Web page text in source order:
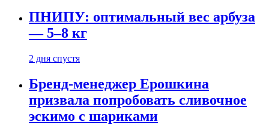
ПНИПУ: оптимальный вес арбуза
— 5–8 кг
2 дня спустя
Бренд-менеджер Ерошкина
призвала попробовать сливочное
эскимо с шариками